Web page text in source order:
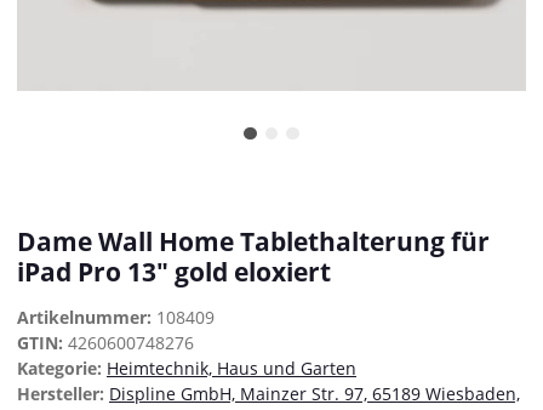
Dame Wall Home Tablethalterung für
iPad Pro 13" gold eloxiert
Artikelnummer: 108409
GTIN: 4260600748276
Kategorie: Heimtechnik, Haus und Garten
Hersteller: Displine GmbH, Mainzer Str. 97, 65189 Wiesbaden,